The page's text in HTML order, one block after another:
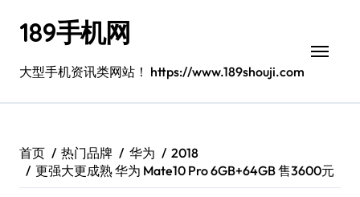
189手机网
大型手机资讯类网站！ https://www.189shouji.com
首页 热门品牌 华为
2018
更强大更成熟 华为 Mate10 Pro 6GB+64GB 售3600元